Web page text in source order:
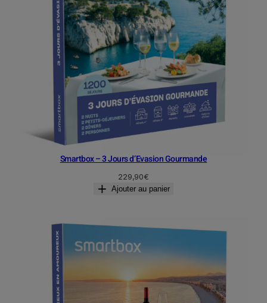
Smartbox – 3 Jours d’Evasion Gourmande
229,90€
Ajouter au panier